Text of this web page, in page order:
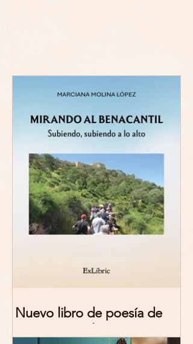
Nuevo libro de poesía de
Marciana Molina